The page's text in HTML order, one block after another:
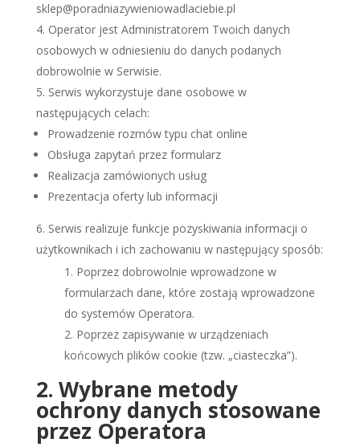
sklep@poradniazywieniowadlaciebie.pl
Operator jest Administratorem Twoich danych
osobowych w odniesieniu do danych podanych
dobrowolnie w Serwisie.
Serwis wykorzystuje dane osobowe w
następujących celach:
Prowadzenie rozmów typu chat online
Obsługa zapytań przez formularz
Realizacja zamówionych usług
Prezentacja oferty lub informacji
Serwis realizuje funkcje pozyskiwania informacji o
użytkownikach i ich zachowaniu w następujący sposób:
Poprzez dobrowolnie wprowadzone w
formularzach dane, które zostają wprowadzone
do systemów Operatora.
Poprzez zapisywanie w urządzeniach
końcowych plików cookie (tzw. „ciasteczka”).
2. Wybrane metody
ochrony danych stosowane
przez Operatora